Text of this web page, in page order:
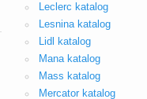
Leclerc katalog
Lesnina katalog
Lidl katalog
Mana katalog
Mass katalog
Mercator katalog